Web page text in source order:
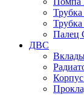
Палец
ДВС